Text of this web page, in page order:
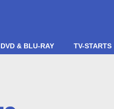
DVD & BLU-RAY TV-STARTS